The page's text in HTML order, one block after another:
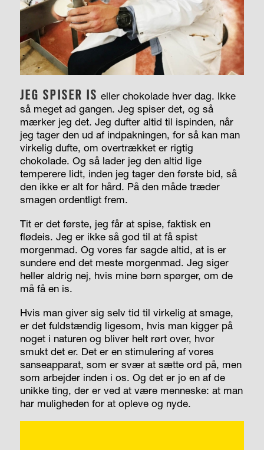
JEG SPISER IS eller chokolade hver dag. Ikke
så meget ad gangen. Jeg spiser det, og så
mærker jeg det. Jeg dufter altid til ispinden, når
jeg tager den ud af indpakningen, for så kan man
virkelig dufte, om overtrækket er rigtig
chokolade. Og så lader jeg den altid lige
temperere lidt, inden jeg tager den første bid, så
den ikke er alt for hård. På den måde træder
smagen ordentligt frem.
Tit er det første, jeg får at spise, faktisk en
flødeis. Jeg er ikke så god til at få spist
morgenmad. Og vores far sagde altid, at is er
sundere end det meste morgenmad. Jeg siger
heller aldrig nej, hvis mine børn spørger, om de
må få en is.
Hvis man giver sig selv tid til virkelig at smage,
er det fuldstændig ligesom, hvis man kigger på
noget i naturen og bliver helt rørt over, hvor
smukt det er. Det er en stimulering af vores
sanseapparat, som er svær at sætte ord på, men
som arbejder inden i os. Og det er jo en af de
unikke ting, der er ved at være menneske: at man
har muligheden for at opleve og nyde.